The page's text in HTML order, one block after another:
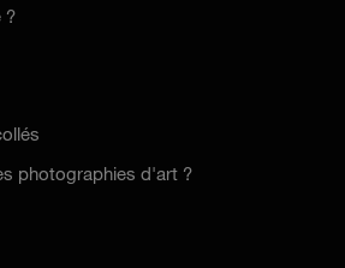
photographies d'art ?